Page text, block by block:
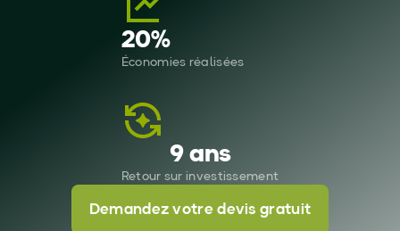
20%
Économies réalisées
9 ans
Retour sur investissement
Demandez votre devis gratuit